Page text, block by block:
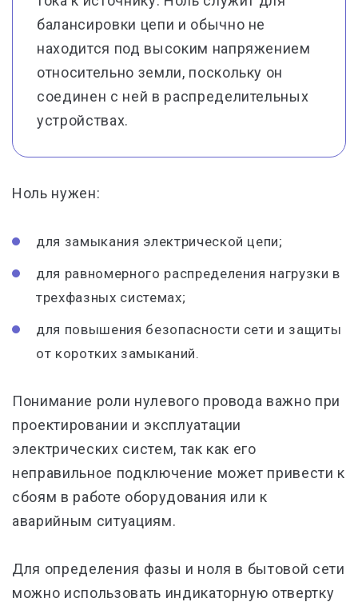
балансировки цепи и обычно не
находится под высоким напряжением
относительно земли, поскольку он
соединен с ней в распределительных
устройствах.
Ноль нужен:
для замыкания электрической цепи;
для равномерного распределения нагрузки в
трехфазных системах;
для повышения безопасности сети и защиты
от коротких замыканий.
Понимание роли нулевого провода важно при
проектировании и эксплуатации
электрических систем, так как его
неправильное подключение может привести к
сбоям в работе оборудования или к
аварийным ситуациям.
Для определения фазы и ноля в бытовой сети
можно использовать индикаторную отвертку